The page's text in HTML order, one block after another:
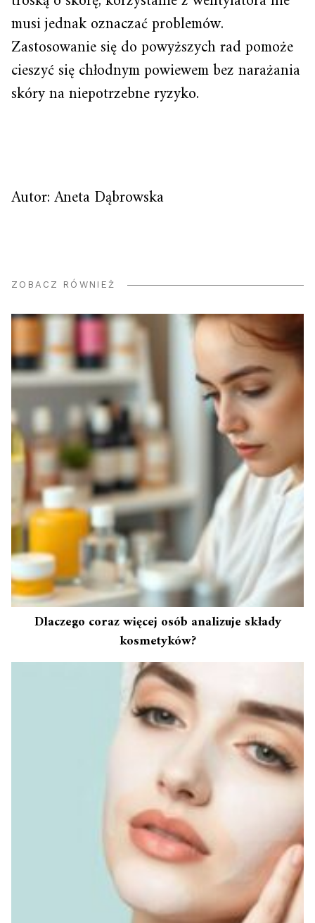
musi jednak oznaczać problemów.
Zastosowanie się do powyższych rad pomoże
cieszyć się chłodnym powiewem bez narażania
skóry na niepotrzebne ryzyko.
Autor: Aneta Dąbrowska
ZOBACZ RÓWNIEŻ
Dlaczego coraz więcej osób analizuje składy
kosmetyków?